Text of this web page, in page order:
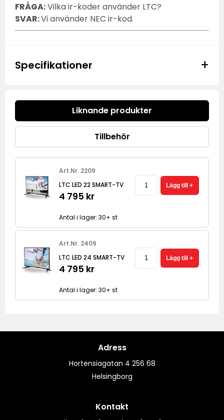
FRÅGA:Vilka ir-koder använder LTC?
SVAR:Vi använder NEC ir-kod.
Specifikationer +
Liknande produkter
Tillbehör
Art.Nr. 2209
LTC LED 22 SMART-TV
4 795 kr
Antal i lager: 30+ st
Art.Nr. 2409
LTC LED 24 SMART-TV
4 795 kr
Antal i lager: 30+ st
Adress
Hortensiagatan 4 256 68
Helsingborg
Kontakt